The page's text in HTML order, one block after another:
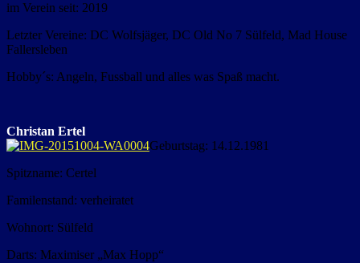
im Verein seit: 2019
Letzter Vereine: DC Wolfsjäger, DC Old No 7 Sülfeld, Mad House
Fallersleben
Hobby´s: Angeln, Fussball und alles was Spaß macht.
Christan Ertel
Geburtstag: 14.12.1981
Spitzname: Certel
Familenstand: verheiratet
Wohnort: Sülfeld
Darts: Maximiser „Max Hopp“